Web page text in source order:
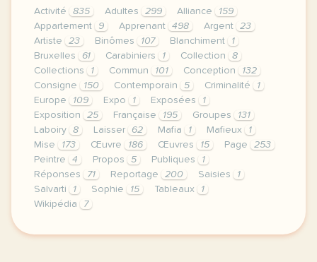
Activité 835 Adultes 299 Alliance
159
Appartement
9 Apprenant 498 Argent
23
Artiste
23 Binômes 107 Blanchiment
1
Bruxelles
61 Carabiniers 1 Collection
8
Collections
1 Commun 101 Conception
132
Consigne
150 Contemporain 5 Criminalité
1
Europe
109 Expo 1 Exposées
1
Exposition
25 Française 195 Groupes
131
Laboiry
8 Laisser 62 Mafia 1 Mafieux
1
Mise
173 Œuvre 186 Œuvres 15 Page
253
Peintre
4 Propos 5 Publiques
1
Réponses
71 Reportage 200 Saisies
1
Salvarti
1 Sophie 15 Tableaux
1
Wikipédia
7
le respect de votre vie privee est une priorite